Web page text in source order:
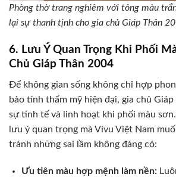
Phòng thờ trang nghiêm với tông màu
lại sự thanh tịnh cho gia chủ Giáp Thân
6. Lưu Ý Quan Trọng Khi Phối
Chủ Giáp Thân 2004
Để không gian sống không chỉ hợp
bảo tính thẩm mỹ hiện đại, gia chủ
sự tinh tế và linh hoạt khi phối màu
lưu ý quan trọng mà Vivu Việt Nam
tránh những sai lầm không đáng có:
Ưu tiên màu hợp mệnh làm nền: